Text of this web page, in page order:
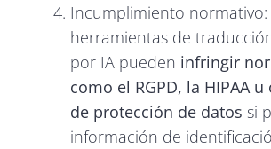
Incumplimiento normativo:
herramientas de
por IA pueden infringir
como el RGPD, la HIPAA
de protección de datos si
información de